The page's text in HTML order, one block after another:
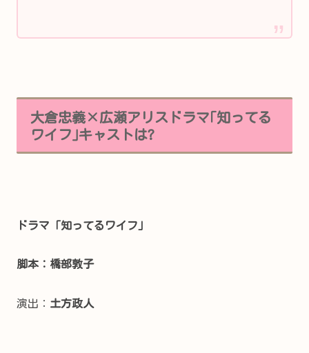
大倉忠義×広瀬アリスドラマ｢知ってる
ワイフ｣キャストは?
ドラマ「知ってるワイフ」
脚本：橋部敦子
演出： 土方政人